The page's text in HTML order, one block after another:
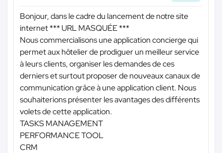
Bonjour, dans le cadre du lancement de notre site
internet*** URL MASQUÉE ***
Nous commercialisons une application concierge qui
permet aux hôtelier de prodiguer un meilleur service
à leurs clients, organiser les demandes de ces
derniers et surtout proposer de nouveaux canaux de
communication grâce à une application client. Nous
souhaiterions présenter les avantages des différents
volets de cette application.
TASKS MANAGEMENT
PERFORMANCE TOOL
CRM